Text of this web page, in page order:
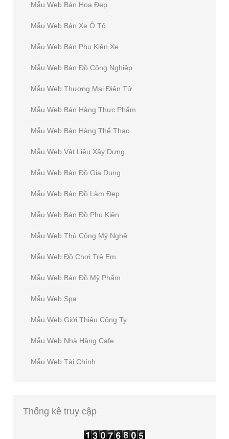
Mẫu Web Bán Hoa Đẹp
Mẫu Web Bán Xe Ô Tô
Mẫu Web Bán Phụ Kiện Xe
Mẫu Web Bán Đồ Công Nghiệp
Mẫu Web Thương Mại Điện Tử
Mẫu Web Bán Hàng Thực Phẩm
Mẫu Web Bán Hàng Thể Thao
Mẫu Web Vật Liệu Xây Dựng
Mẫu Web Bán Đồ Gia Dụng
Mẫu Web Bán Đồ Làm Đẹp
Mẫu Web Bán Đồ Phụ Kiện
Mẫu Web Thủ Công Mỹ Nghệ
Mẫu Web Đồ Chơi Trẻ Em
Mẫu Web Bán Đồ Mỹ Phẩm
Mẫu Web Spa
Mẫu Web Giới Thiệu Công Ty
Mẫu Web Nhà Hàng Cafe
Mẫu Web Tài Chính
Thống kê truy cập